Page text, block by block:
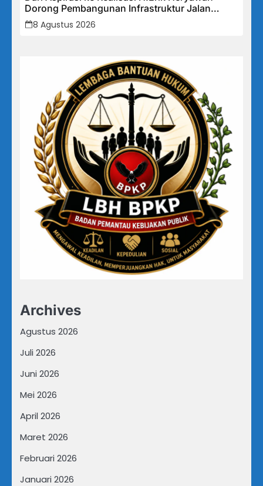
Dorong Pembangunan Infrastruktur Jalan
Cikalong Bunder
8 Agustus 2026
Archives
Agustus 2026
Juli 2026
Juni 2026
Mei 2026
April 2026
Maret 2026
Februari 2026
Januari 2026